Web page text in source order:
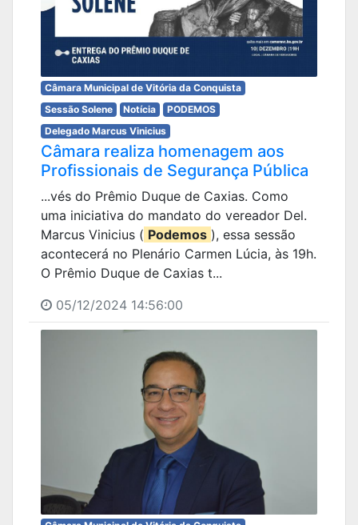
Câmara Municipal de Vitória da Conquista
Sessão Solene
Notícia
PODEMOS
Delegado Marcus Vinicius
Câmara realiza homenagem aos
Profissionais de Segurança Pública
...vés do Prêmio Duque de Caxias. Como
uma iniciativa do mandato do vereador Del.
Marcus Vinicius ( Podemos ), essa sessão
acontecerá no Plenário Carmen Lúcia, às 19h.
O Prêmio Duque de Caxias t...
05/12/2024 14:56:00